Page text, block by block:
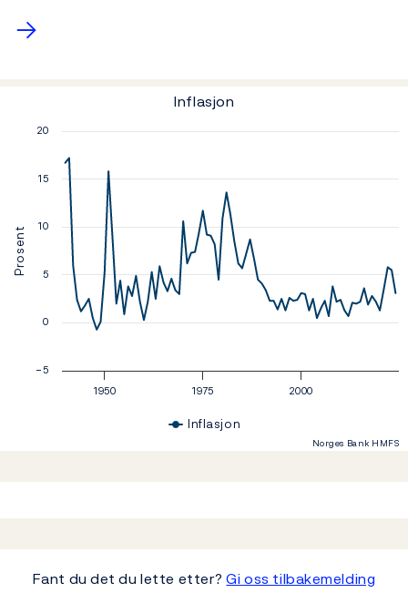
→
Line chart with 85 data points.
The chart has 1 X axis displaying values. Data
The chart has 1 Y axis displaying Prosent. Data
Prosent
Inflasjon
Inflasjon
2000
1950 1975
−5
0
5
10
15
20
Norges Bank HMFS
Fant du det du lette etter?Gi oss tilbakemelding